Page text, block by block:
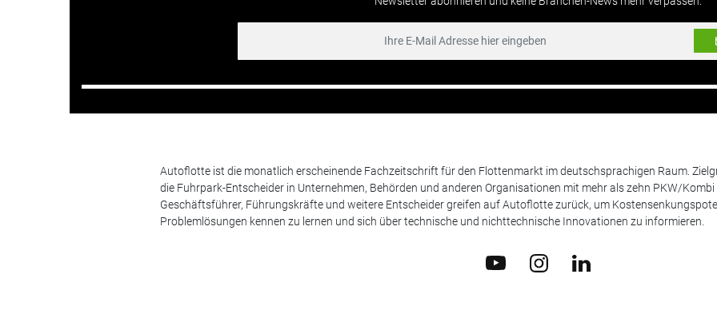
Autoflotte ist die monatlich erscheinende Fachzeitschrift für den Flottenmarkt im deutschsprachigen Raum.
die Fuhrpark-Entscheider in Unternehmen, Behörden und anderen Organisationen mit mehr als zehn PKW/
Geschäftsführer, Führungskräfte und weitere Entscheider greifen auf Autoflotte zurück, um
Problemlösungen kennen zu lernen und sich über technische und nichttechnische Innovationen zu informieren.